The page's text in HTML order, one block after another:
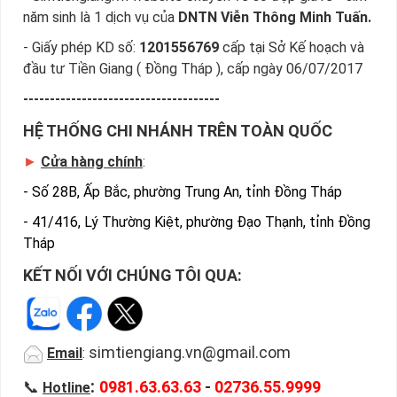
Kim có cũng thể tham khảo thêm Sim Vinaphone, Sim Lục
Quý, Sim hợp mệnh Thủy...
►Bạn cũng có thể mua sim bằng cách như sau:
Bước 2: Bạn chọn “Sim hợp mệnh Kim” ở danh mục “Tìm
Sim Hợp Mệnh” ngay bên góc trái màn hình.
thể chọn mạng, đầu số, phân loại,… để lọc ra những yêu
cầu của bạn, giúp bạn tìm sim nhanh nhất.
Bước 4: Khi đã chọn được số ưng ý, bạn chọn “Đặt
điện và chốt đơn và gửi sim về theo địa chỉ của bạn.
Ngoài ra cách đặt sim nhanh nhất là quý khách đã chọn được
sim hợp mệnh Kim gọi ngay vào Hotline:0981.63.63.63 để đặt
mua sim, hoặc có thể đến trực tiếp địa chỉ Cty để nhận sim.
năm sinh là 1 dịch vụ của DNTN Viễn Thông Minh Tuấn.
- Giấy phép KD số: 1201556769 cấp tại Sở Kế hoạch và
đầu tư Tiền Giang ( Đồng Tháp ), cấp ngày 06/07/2017
-------------------------------------
HỆ THỐNG CHI NHÁNH TRÊN TOÀN QUỐC
► Cửa hàng chính:
- Số 28B, Ấp Bắc, phường Trung An, tỉnh Đồng Tháp
- 41/416, Lý Thường Kiệt, phường Đạo Thạnh, tỉnh Đồng
Tháp
KẾT NỐI VỚI CHÚNG TÔI QUA:
Email: simtiengiang.vn@gmail.com
📞 Hotline: 0981.63.63.63 - 02736.55.9999